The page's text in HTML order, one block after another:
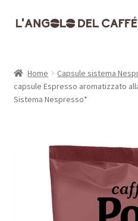
Vai
Vai
Carrello
Dove siamo
Il mio account
Home Capsule sistema
capsule Espresso aromatizzato
Sistema Nespresso*